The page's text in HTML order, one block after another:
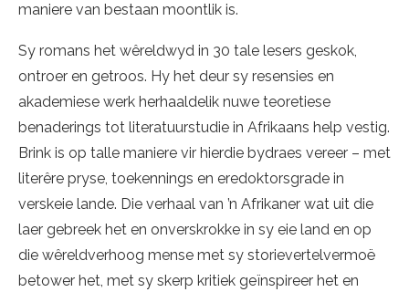
maniere van bestaan moontlik is.
Sy romans het wêreldwyd in 30 tale lesers geskok,
ontroer en getroos. Hy het deur sy resensies en
akademiese werk herhaaldelik nuwe teoretiese
benaderings tot literatuurstudie in Afrikaans help vestig.
Brink is op talle maniere vir hierdie bydraes vereer – met
literêre pryse, toekennings en eredoktorsgrade in
verskeie lande. Die verhaal van ’n Afrikaner wat uit die
laer gebreek het en onverskrokke in sy eie land en op
die wêreldverhoog mense met sy storievertelvermoë
betower het, met sy skerp kritiek geïnspireer het en